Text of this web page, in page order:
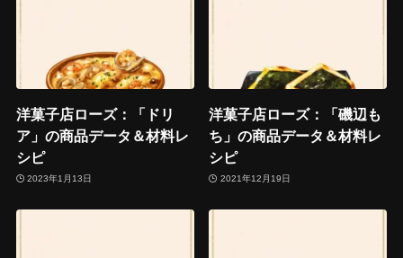
洋菓子店ローズ：「ドリ
ア」の商品データ＆材料レ
シピ
2023年1月13日
洋菓子店ローズ：「磯辺も
ち」の商品データ＆材料レ
シピ
2021年12月19日